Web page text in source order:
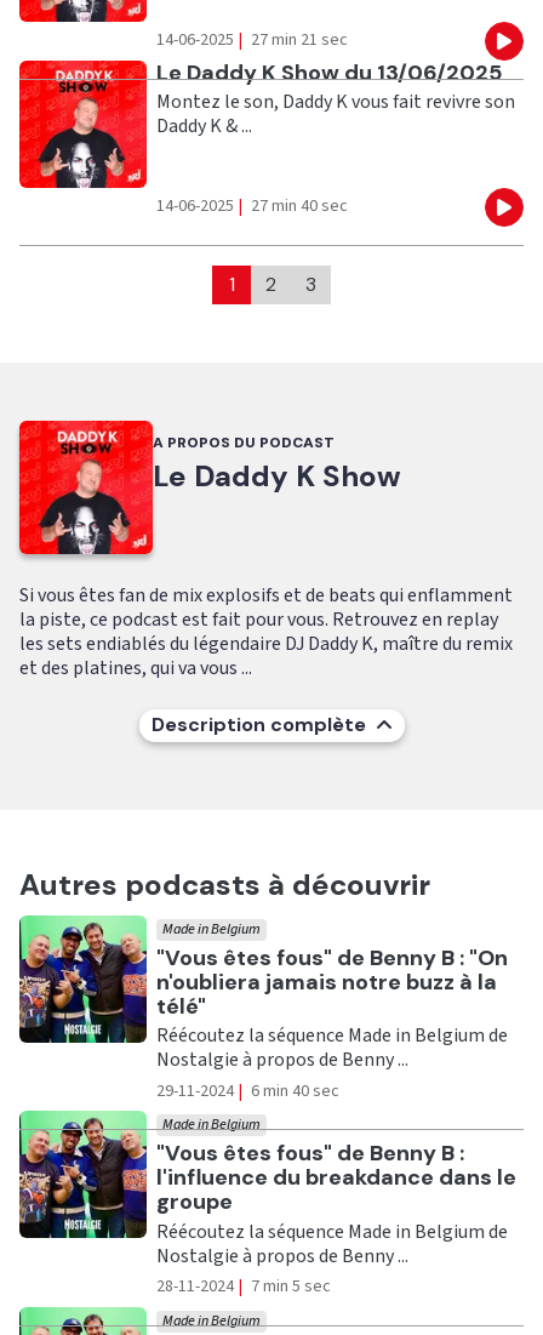
14-06-2025 | 27 min 21 sec
Ecouter
Le Daddy K Show du 13/06/2025
Montez le son, Daddy K vous fait revivre son
Daddy K & ...
14-06-2025 | 27 min 40 sec
1 2 3
A PROPOS DU PODCAST
Le Daddy K Show
Si vous êtes fan de mix explosifs et de beats qui enflamment
la piste, ce podcast est fait pour vous. Retrouvez en replay
les sets endiablés du légendaire DJ Daddy K, maître du remix
et des platines, qui va vous ...
Description complète
Autres podcasts à découvrir
Ecouter
"Vous êtes fous" de Benny B : "On
n'oubliera jamais notre buzz à la
télé"
Made in Belgium
Réécoutez la séquence Made in Belgium de
Nostalgie à propos de Benny ...
29-11-2024 | 6 min 40 sec
Ecouter
"Vous êtes fous" de Benny B :
l'influence du breakdance dans le
groupe
Made in Belgium
Réécoutez la séquence Made in Belgium de
Nostalgie à propos de Benny ...
28-11-2024 | 7 min 5 sec
Made in Belgium